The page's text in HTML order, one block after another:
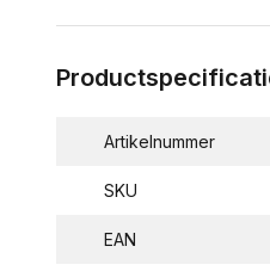
Artikelnummer
SKU
EAN